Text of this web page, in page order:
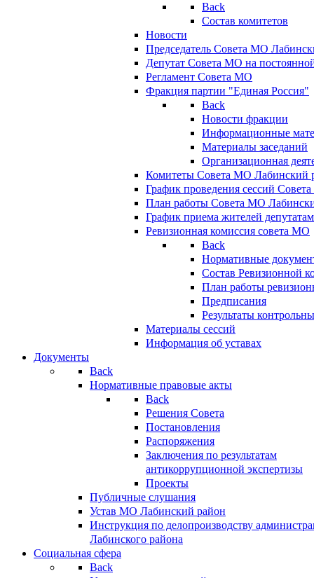
Back
Состав комитетов
Новости
Председатель Совета МО
Депутат Совета МО на
Регламент Совета МО
Фракция партии "Единая Россия"
Back
Новости фракции
Информационные
Материалы заседаний
Организационная
Комитеты Совета МО Лабинский
График проведения сессий
План работы Совета МО
График приема жителей
Ревизионная комиссия совета МО
Back
Нормативные
Состав Ревизионной
План работы
Предписания
Результаты
Материалы сессий
Информация об уставах
Документы
Back
Нормативные правовые акты
Back
Решения Совета
Постановления
Распоряжения
Заключения по результатам
антикоррупционной экспертизы
Проекты
Публичные слушания
Устав МО Лабинский район
Инструкция по делопроизводству
Лабинского района
Социальная сфера
Back